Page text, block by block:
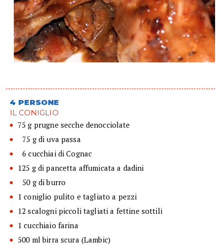
4 PERSONE
IL CONIGLIO
75 g prugne secche denocciolate
75 g di uva passa
6 cucchiai di Cognac
125 g di pancetta affumicata a dadini
50 g di burro
1 coniglio pulito e tagliato a pezzi
12 scalogni piccoli tagliati a fettine sottili
1 cucchiaio farina
500 ml birra scura (Lambic)